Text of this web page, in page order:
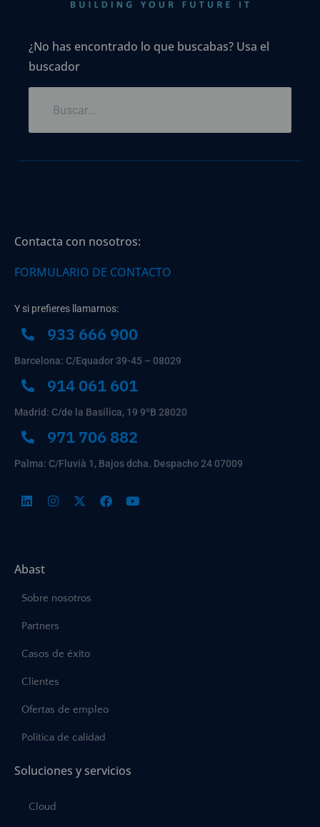
¿No has encontrado lo que buscabas? Usa el
buscador
Contacta con nosotros:
FORMULARIO DE CONTACTO
Y si prefieres llamarnos:
933 666 900
Barcelona: C/Equador 39-45 – 08029
914 061 601
Madrid: C/de la Basílica, 19 9ºB 28020
971 706 882
Palma: C/Fluvià 1, Bajos dcha. Despacho 24 07009
Abast
Sobre nosotros
Partners
Casos de éxito
Clientes
Ofertas de empleo
Política de calidad
Soluciones y servicios
Cloud